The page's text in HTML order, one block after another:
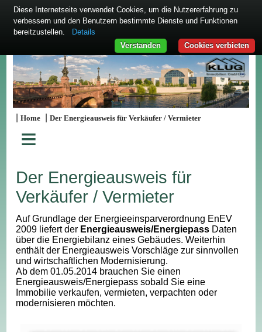
|Home |Der Energieausweis für Verkäufer / Vermieter
≡
Der Energieausweis für
Verkäufer / Vermieter
Auf Grundlage der Energieeinsparverordnung EnEV
2009 liefert der Energieausweis/Energiepass Daten
über die Energiebilanz eines Gebäudes. Weiterhin
enthält der Energieausweis Vorschläge zur sinnvollen
und wirtschaftlichen Modernisierung.
Ab dem 01.05.2014 brauchen Sie einen
Energieausweis/Energiepass sobald Sie eine
Immobilie verkaufen, vermieten, verpachten oder
modernisieren möchten.
Diese Internetseite verwendet Cookies, um die Nutzererfahrung zu
verbessern und den Benutzern bestimmte Dienste und Funktionen
bereitzustellen.
Details
Cookies verbieten
Verstanden